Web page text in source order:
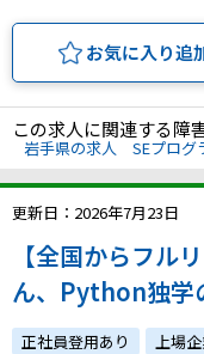
お気に入り追
この求人に関連する障
岩手県の求人 SEプログ
更新日：2026年7月23日
【全国からフル
ん、Python独学
検証・自社開発
正社員登用あり 上場